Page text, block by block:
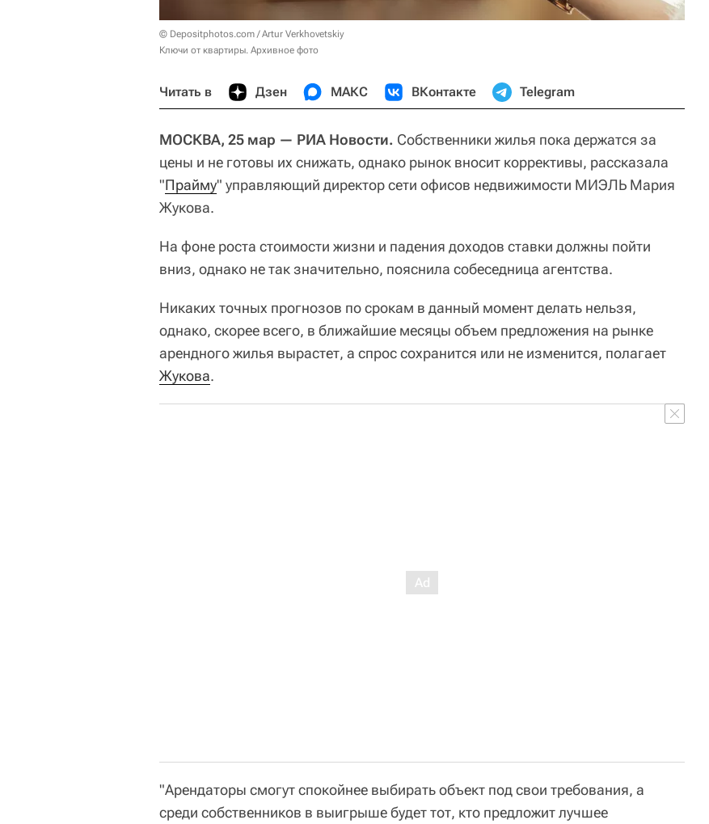
© Depositphotos.com / Artur Verkhovetskiy
Ключи от квартиры. Архивное фото
Читать в Дзен МАКС ВКонтакте Telegram
МОСКВА, 25 мар — РИА Новости. Собственники жилья пока держатся за
цены и не готовы их снижать, однако рынок вносит коррективы, рассказала
"Прайму" управляющий директор сети офисов недвижимости МИЭЛЬ Мария
Жукова.
На фоне роста стоимости жизни и падения доходов ставки должны пойти
вниз, однако не так значительно, пояснила собеседница агентства.
Никаких точных прогнозов по срокам в данный момент делать нельзя,
однако, скорее всего, в ближайшие месяцы объем предложения на рынке
арендного жилья вырастет, а спрос сохранится или не изменится, полагает
Жукова.
"Арендаторы смогут спокойнее выбирать объект под свои требования, а
среди собственников в выигрыше будет тот, кто предложит лучшее